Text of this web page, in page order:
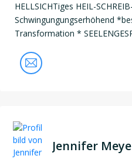
HELLSICHTiges HEIL-
Schwingungungserhöhend
Transformation *
Jennifer